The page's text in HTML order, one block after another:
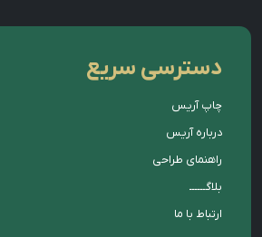
دسترسی سریع
چاپ آریس
درباره آریس
راهنمای طراحی
بلاگــــــ
ارتباط با ما